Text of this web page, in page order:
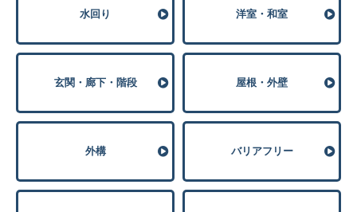
⽔回り 洋室・和室
玄関・廊下・階段 屋根・外壁
外構 バリアフリー